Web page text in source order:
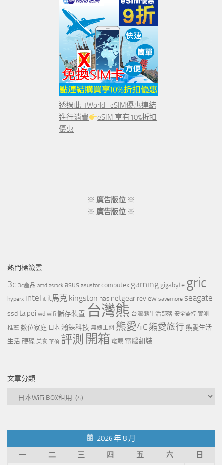
透過此 #World_eSIM優惠連結
進行消費
eSIM 享有10%折扣
優惠
※ 廣告版位 ※
※ 廣告版位 ※
熱門標籤雲
3c 3c產品 amd asrock asus asustor computex gaming gigabyte gric
hyperx intel it it馬克 kingston nas netgear review savemore seagate
ssdtaipei wd wifi 儲存裝置 台灣熊 台灣熊生活部落 安全監控 實測
推薦 數位家庭 日本 瀚錸科技 無線上網 熊愛4c熊愛旅行 熊愛生活
生活 硬碟 美食 華碩 評測 開箱 電競 電腦組裝
文章分類
類
2026 年 8 月
一
二 三 四 五 六
日